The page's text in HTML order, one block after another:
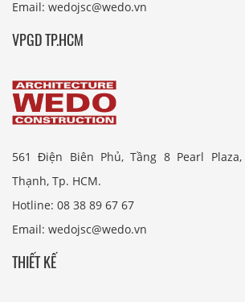
Email: wedojsc@wedo.vn
VPGD TP.HCM
561 Điện Biên Phủ, Tầng 8 Pearl
Thạnh, Tp. HCM.
Hotline: 08 38 89 67 67
Email: wedojsc@wedo.vn
THIẾT KẾ